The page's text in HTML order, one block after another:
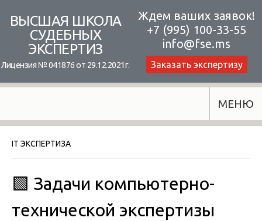
content
ВЫСШАЯ ШКОЛА
СУДЕБНЫХ
ЭКСПЕРТИЗ
Лицензия № 041876 от 29.12.2021г.
Ждем ваших заявок!
+7 (995) 100-33-55
info@fse.ms
Заказать экспертизу
МЕНЮ
IT ЭКСПЕРТИЗА
🟩 Задачи компьютерно-
технической экспертизы